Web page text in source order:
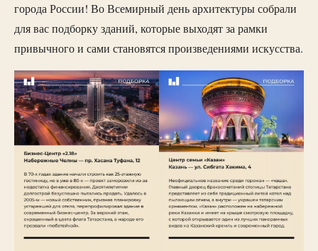
города России! Во Всемирный день архитектуры собрали
для вас подборку зданий, которые выходят за рамки
привычного и сами становятся произведениями искусства.